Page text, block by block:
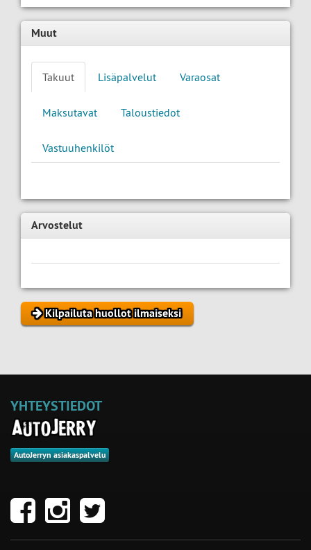
Muut
Takuut Lisäpalvelut Varaosat
Maksutavat Taloustiedot
Vastuuhenkilöt
Arvostelut
Kilpailuta huollot ilmaiseksi
YHTEYSTIEDOT
AutoJerryn asiakaspalvelu